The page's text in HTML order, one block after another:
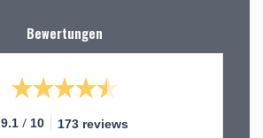
Bewertungen
9.1 / 10 173 reviews